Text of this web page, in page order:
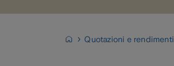
Quotazioni e rendimenti